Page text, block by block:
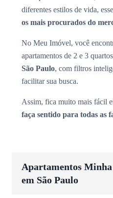
diferentes estilos de vida,
os mais procurados do
No Meu Imóvel, você
apartamentos de 2 e 3
São Paulo, com filtros
facilitar sua busca.
Assim, fica muito mais fácil
faça sentido para todas as
Apartamentos
em São Paulo